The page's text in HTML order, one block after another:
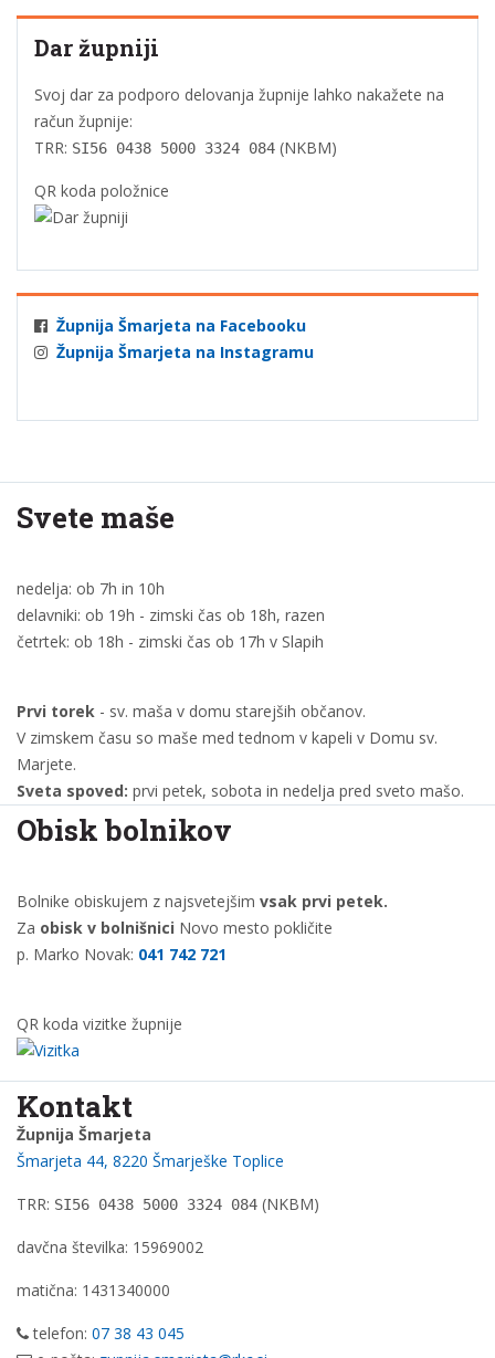
Dar župniji
Svoj dar za podporo delovanja župnije lahko nakažete na
račun župnije:
TRR: SI56 0438 5000 3324 084 (NKBM)
QR koda položnice
Župnija Šmarjeta na Facebooku
Župnija Šmarjeta na Instagramu
Svete maše
nedelja: ob 7h in 10h
delavniki: ob 19h - zimski čas ob 18h, razen
četrtek: ob 18h - zimski čas ob 17h v Slapih
Prvi torek - sv. maša v domu starejših občanov.
V zimskem času so maše med tednom v kapeli v Domu sv.
Marjete.
Sveta spoved: prvi petek, sobota in nedelja pred sveto mašo.
Obisk bolnikov
Bolnike obiskujem z najsvetejšim vsak prvi petek.
Za obisk v bolnišnici Novo mesto pokličite
p. Marko Novak: 041 742 721
QR koda vizitke župnije
Kontakt
Župnija Šmarjeta
Šmarjeta 44, 8220 Šmarješke Toplice
TRR: SI56 0438 5000 3324 084 (NKBM)
davčna številka: 15969002
matična: 1431340000
telefon: 07 38 43 045